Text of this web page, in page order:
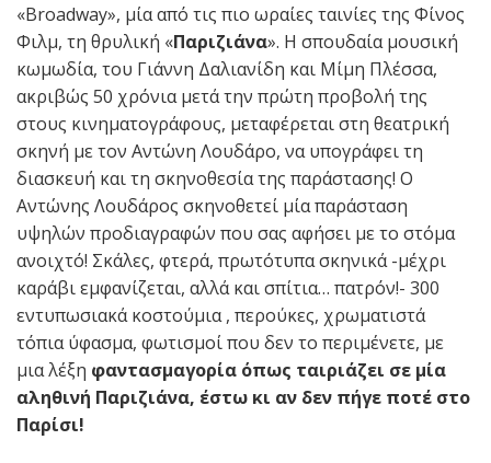
«Broadway», μία από τις πιο ωραίες ταινίες της Φίνος
Φιλμ, τη θρυλική «Παριζιάνα». Η σπουδαία μουσική
κωμωδία, του Γιάννη Δαλιανίδη και Μίμη Πλέσσα,
ακριβώς 50 χρόνια μετά την πρώτη προβολή της
στους κινηματογράφους, μεταφέρεται στη θεατρική
σκηνή με τον Αντώνη Λουδάρο, να υπογράφει τη
διασκευή και τη σκηνοθεσία της παράστασης! Ο
Αντώνης Λουδάρος σκηνοθετεί μία παράσταση
υψηλών προδιαγραφών που σας αφήσει με το στόμα
ανοιχτό! Σκάλες, φτερά, πρωτότυπα σκηνικά -μέχρι
καράβι εμφανίζεται, αλλά και σπίτια… πατρόν!- 300
εντυπωσιακά κοστούμια , περούκες, χρωματιστά
τόπια ύφασμα, φωτισμοί που δεν το περιμένετε, με
μια λέξη φαντασμαγορία όπως ταιριάζει σε μία
αληθινή Παριζιάνα, έστω κι αν δεν πήγε ποτέ στο
Παρίσι!